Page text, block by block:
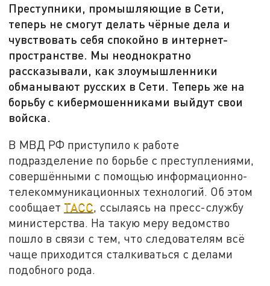
Преступники, промышляющие в Сети,
теперь не смогут делать чёрные дела и
чувствовать себя спокойно в интернет-
пространстве. Мы неоднократно
рассказывали, как злоумышленники
обманывают русских в Сети. Теперь же на
борьбу с кибермошенниками выйдут свои
войска.
В МВД РФ приступило к работе
подразделение по борьбе с преступлениями,
совершёнными с помощью информационно-
телекоммуникационных технологий. Об этом
сообщает ТАСС, ссылаясь на пресс-службу
министерства. На такую меру ведомство
пошло в связи с тем, что следователям всё
чаще приходится сталкиваться с делами
подобного рода.